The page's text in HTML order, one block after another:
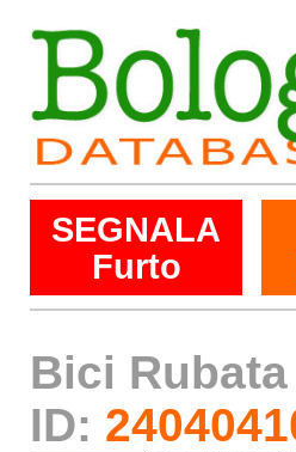
SEGNALA
Furto
Bici Rubata
ID: